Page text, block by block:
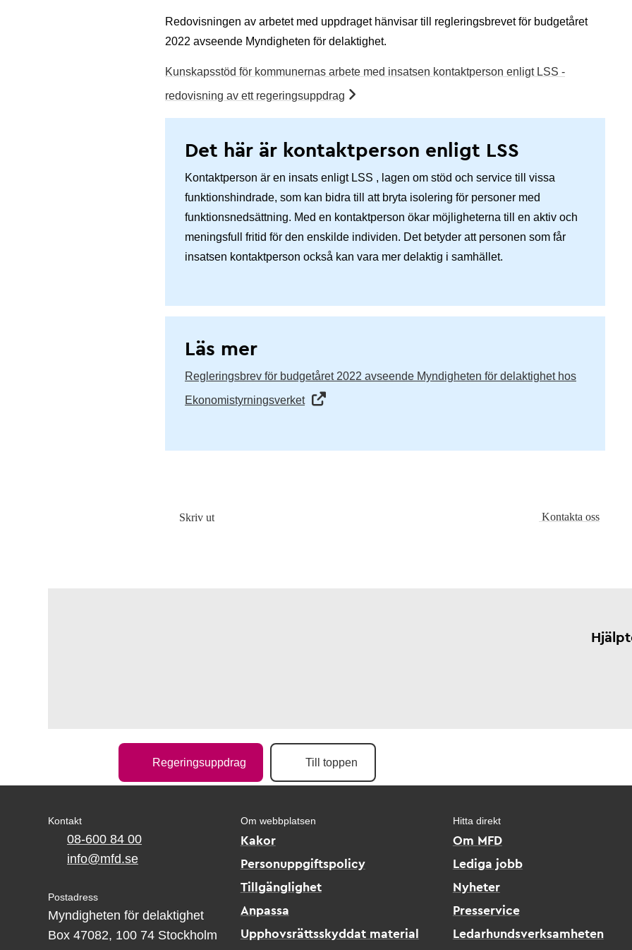
Redovisningen av arbetet med uppdraget hänvisar till regleringsbrevet för budgetåret
2022 avseende Myndigheten för delaktighet.
Kunskapsstöd för kommunernas arbete med insatsen kontaktperson enligt LSS -
redovisning av ett regeringsuppdrag
Det här är kontaktperson enligt LSS
Kontaktperson är en insats enligt LSS , lagen om stöd och service till vissa
funktionshindrade, som kan bidra till att bryta isolering för personer med
funktionsnedsättning. Med en kontaktperson ökar möjligheterna till en aktiv och
meningsfull fritid för den enskilde individen. Det betyder att personen som får
insatsen kontaktperson också kan vara mer delaktig i samhället.
Läs mer
Regleringsbrev för budgetåret 2022 avseende Myndigheten för delaktighet hos
Ekonomistyrningsverket
Skriv ut Kontakta oss
Regeringsuppdrag Till toppen
Kontakt
08-600 84 00
info@mfd.se
Postadress
Myndigheten för delaktighet
Box 47082, 100 74 Stockholm
Om webbplatsen
Kakor
Personuppgiftspolicy
Tillgänglighet
Anpassa
Upphovsrättsskyddat material
Hitta direkt
Om MFD
Lediga jobb
Nyheter
Presservice
Ledarhundsverksamheten